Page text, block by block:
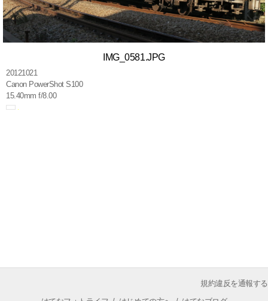
IMG_0581.JPG
20121021
Canon PowerShot S100
15.40mm f/8.00
規約違反を通報する